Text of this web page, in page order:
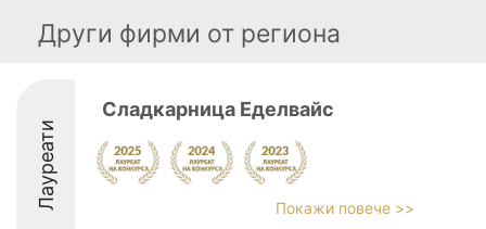
Други фирми от региона
Лауреати
Сладкарница Еделвайс
Покажи повече >>